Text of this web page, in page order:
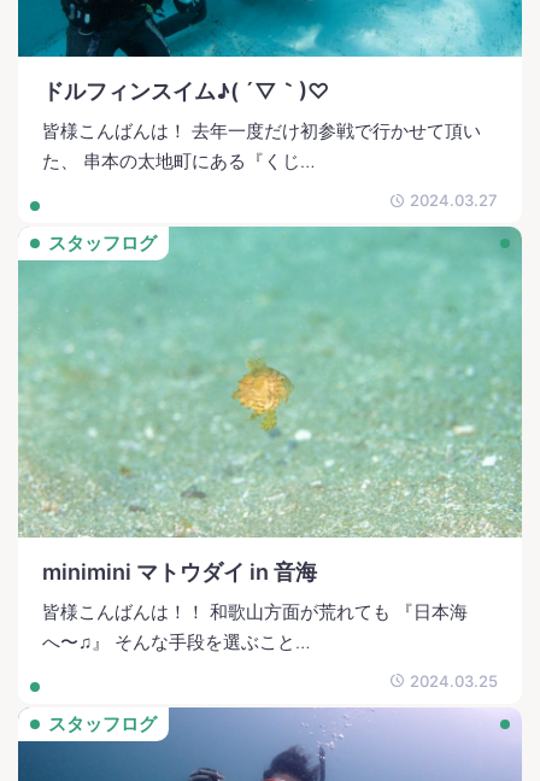
ドルフィンスイム♪( ´▽｀)♡
皆様こんばんは！ 去年一度だけ初参戦で行かせて頂い
た、 串本の太地町にある『くじ…
2024.03.27
スタッフログ
minimini マトウダイ in 音海
皆様こんばんは！！ 和歌山方面が荒れても 『日本海
へ〜♫』 そんな手段を選ぶこと…
2024.03.25
スタッフログ